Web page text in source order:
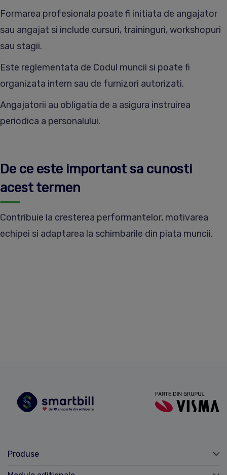
Formarea profesionala poate fi initiata de angajator
sau angajat si include cursuri, traininguri, workshopuri
sau stagii.
Este reglementata de Codul muncii si poate fi
organizata intern sau de furnizori autorizati.
Angajatorii au obligatia de a asigura instruirea
periodica a personalului.
De ce este important sa cunosti
acest termen
Contribuie la cresterea performantelor, motivarea
echipei si adaptarea la schimbarile din piata muncii.
Produse